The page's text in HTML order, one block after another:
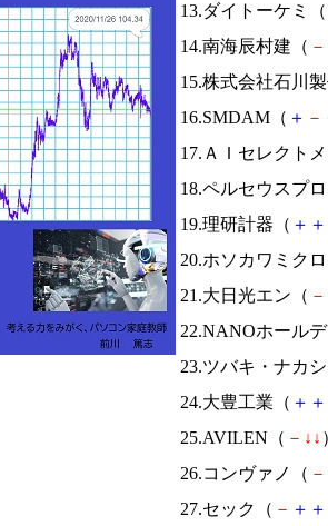
13.ダイトーケミ（
14.南海辰村建（ －
15.株式会社石川
16.SMDAM（ ＋ －
17.ＡＩセレクト
18.ペルセウスプ
19.理研計器（ ＋ ＋
20.ホソカワミク
21.大日光エン（ －
22.NANOホール
23.ツバキ・ナカ
24.大豊工業（ ＋ ＋
25.AVILEN（ － ↓ ↓
26.コンヴァノ（ －
27.セック（ － ＋ ＋